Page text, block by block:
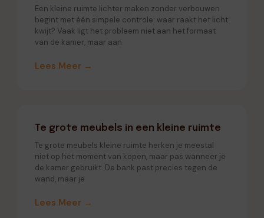
Een kleine ruimte lichter maken zonder verbouwen
begint met één simpele controle: waar raakt het licht
kwijt? Vaak ligt het probleem niet aan het formaat
van de kamer, maar aan
Lees Meer →
Te grote meubels in een kleine ruimte
Te grote meubels kleine ruimte herken je meestal
niet op het moment van kopen, maar pas wanneer je
de kamer gebruikt. De bank past precies tegen de
wand, maar je
Lees Meer →